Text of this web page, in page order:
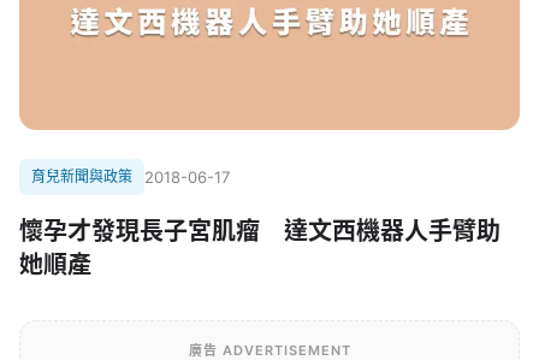
育兒新聞與政策 2018-06-17
懷孕才發現長子宮肌瘤 達文西機器人手臂助
她順產
廣告 ADVERTISEMENT